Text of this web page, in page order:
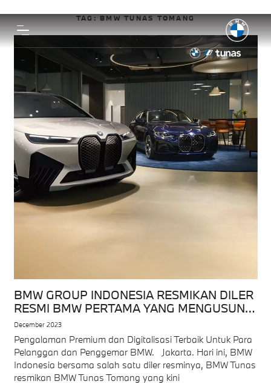
TAG:BMW TUNAS TOMANG
BMW GROUP INDONESIA RESMIKAN DILER
RESMI BMW PERTAMA YANG MENGUSUNG
KONSEP RETAIL NEXT: BMW TUNAS
TOMANG.
December 2023
Pengalaman Premium dan Digitalisasi Terbaik Untuk Para
Pelanggan dan Penggemar BMW. Jakarta. Hari ini, BMW
Indonesia bersama salah satu diler resminya, BMW Tunas
resmikan BMW Tunas Tomang yang kini